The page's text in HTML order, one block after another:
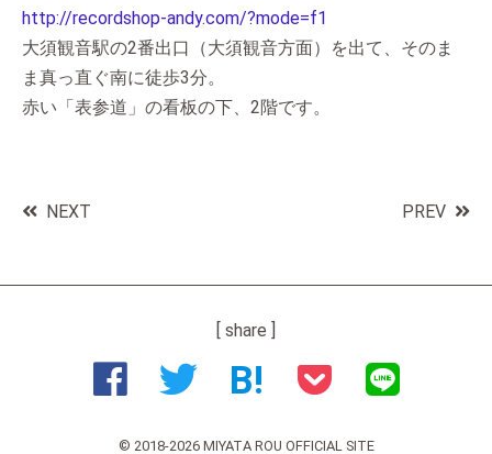
http://recordshop-andy.com/?mode=f1
大須観音駅の2番出口（大須観音方面）を出て、そのま
ま真っ直ぐ南に徒歩3分。
赤い「表参道」の看板の下、2階です。
NEXT PREV
[ share ]
B!
© 2018-2026 MIYATA ROU OFFICIAL SITE